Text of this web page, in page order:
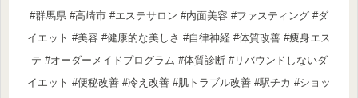
#群馬県 #高崎市 #エステサロン #内面美容 #ファスティング #ダ
イエット #美容 #健康的な美しさ #自律神経 #体質改善 #痩身エス
テ #オーダーメイドプログラム #体質診断 #リバウンドしないダ
イエット #便秘改善 #冷え改善 #肌トラブル改善 #駅チカ #ショッ